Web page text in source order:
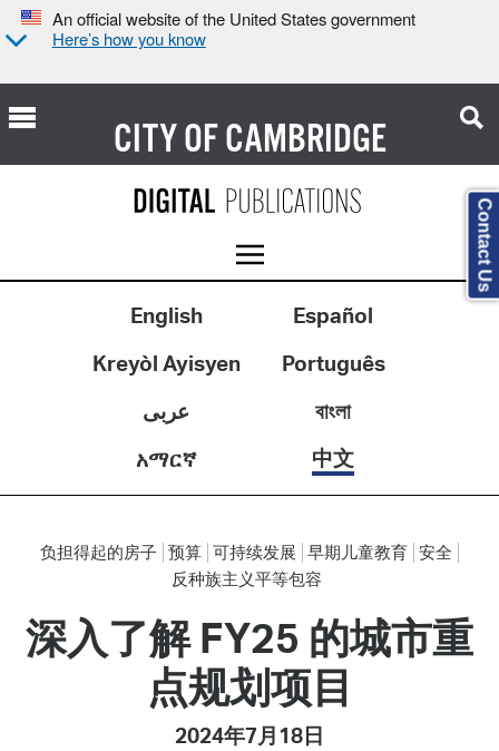
An official website of the United States government
Here’s how you know
CITY OFCAMBRIDGE
English
Español
Kreyòl Ayisyen
Português
عربى
বাংলা
አማርኛ
中文
负担得起的房子 预算 可持续发展 早期儿童教育 安全
反种族主义平等包容
深入了解 FY25 的城市重
点规划项目
2024年7月18日
Contact Us